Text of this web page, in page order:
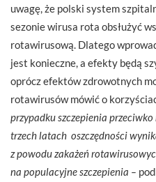
uwagę, że polski system
sezonie wirusa rota obsłużyć
rotawirusową. Dlatego
jest konieczne, a efekty będą
oprócz efektów zdrowotnych
rotawirusów mówić o
przypadku szczepienia
trzech latach oszczędności
z powodu zakażeń
na populacyjne szczepienia –